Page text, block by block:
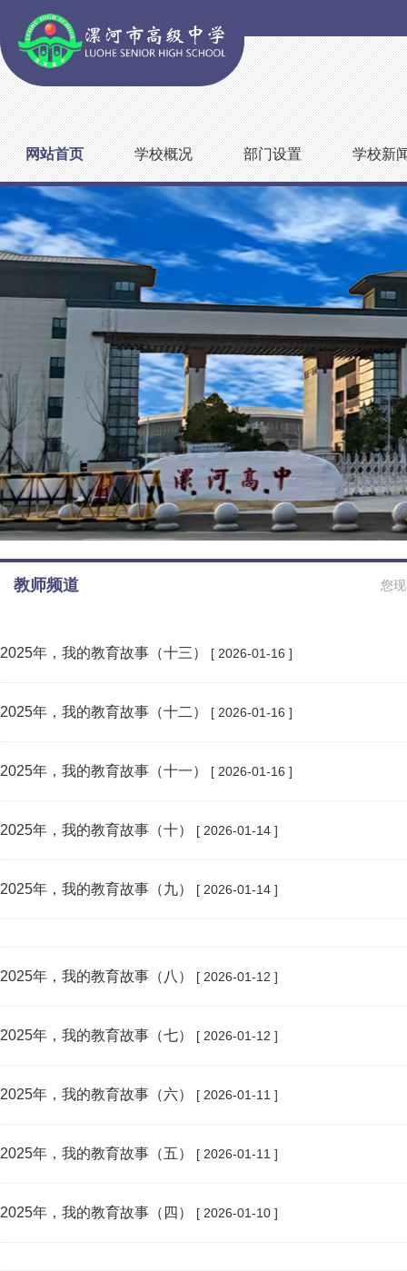
网站首页 学校概况 部门设置 学校新
您
教师频道
2025年，我的教育故事（十三） [ 2026-01-16 ]
2025年，我的教育故事（十二） [ 2026-01-16 ]
2025年，我的教育故事（十一） [ 2026-01-16 ]
2025年，我的教育故事（十） [ 2026-01-14 ]
2025年，我的教育故事（九） [ 2026-01-14 ]
2025年，我的教育故事（八） [ 2026-01-12 ]
2025年，我的教育故事（七） [ 2026-01-12 ]
2025年，我的教育故事（六） [ 2026-01-11 ]
2025年，我的教育故事（五） [ 2026-01-11 ]
2025年，我的教育故事（四） [ 2026-01-10 ]